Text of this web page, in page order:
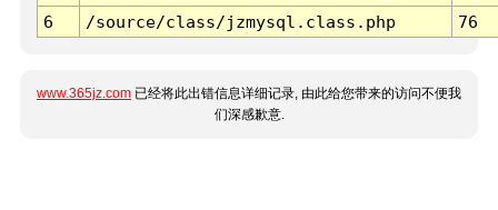
6
/source/class/jzmysql.class.php 76
www.365jz.com 已经将此出错信息详细记录, 由此给您带来的访问不便我
们深感歉意.